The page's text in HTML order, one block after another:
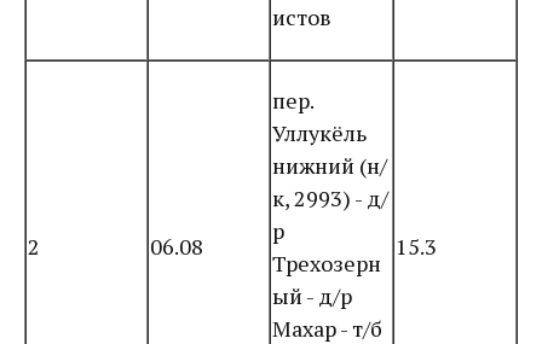
истов
2 06.08
пер.
Уллукёль
нижний (н/
к, 2993) - д/
р
Трехозерн
ый - д/р
Махар - т/б
15.3